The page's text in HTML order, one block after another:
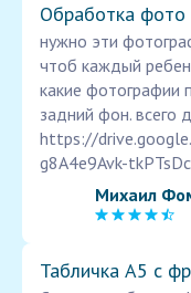
Обработка фото
нужно эти
чтоб каждый
какие фотографии
задний фон. всего
https://
g8A4e9Avk-
Михаил
Табличка А5 с